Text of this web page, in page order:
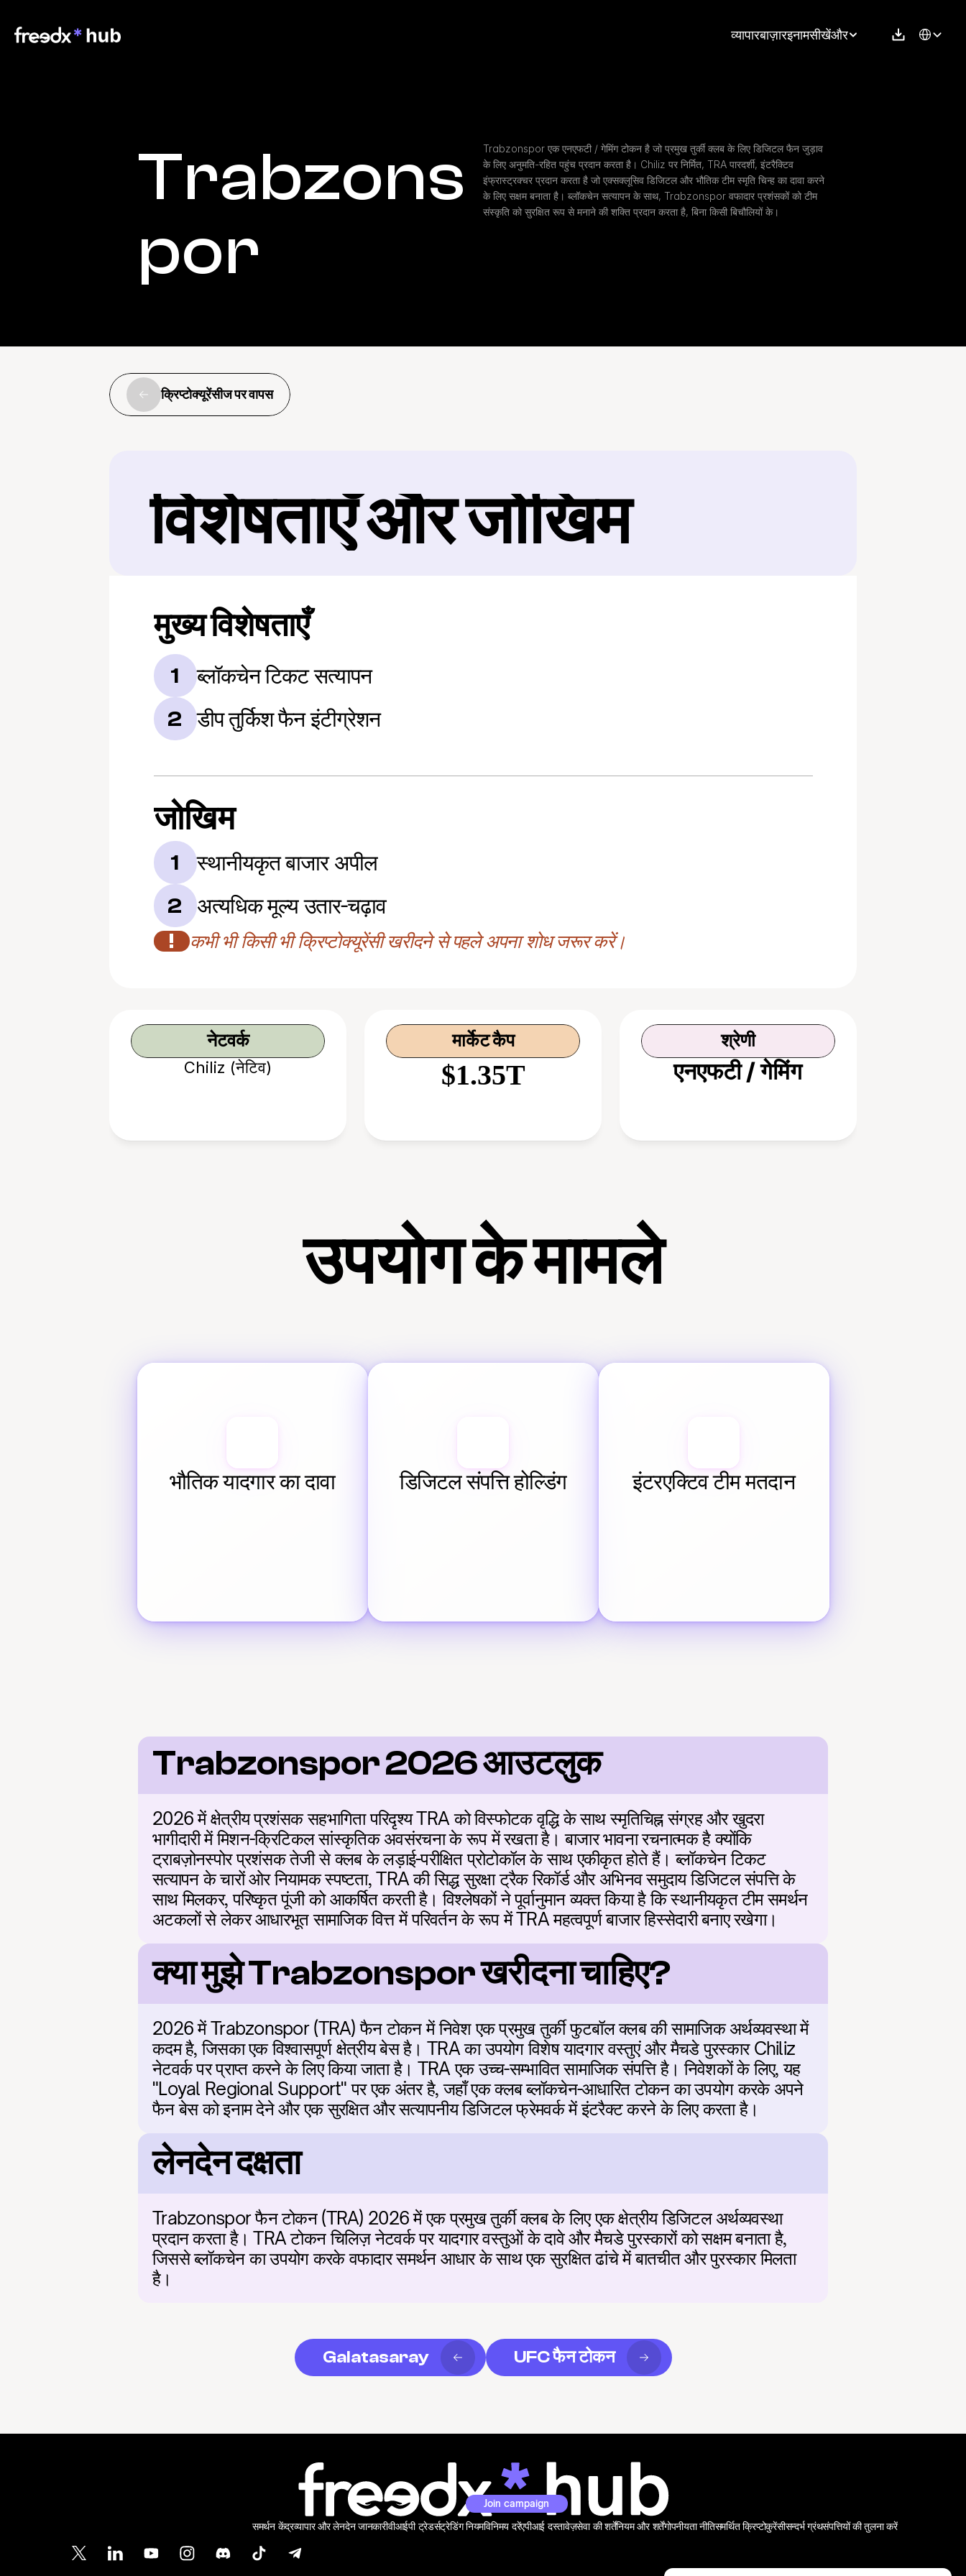
व्यापारबाज़ारइनामसीखेंऔर Select
Trabzons
por
Trabzonspor एक एनएफटी / गेमिंग टोकन है जो प्रमुख तुर्की क्लब के लिए डिजिटल फैन जुड़ाव
के लिए अनुमति-रहित पहुंच प्रदान करता है। Chiliz पर निर्मित, TRA पारदर्शी, इंटरैक्टिव
इंफ्रास्ट्रक्चर प्रदान करता है जो एक्सक्लूसिव डिजिटल और भौतिक टीम स्मृति चिन्ह का दावा करने
के लिए सक्षम बनाता है। ब्लॉकचेन सत्यापन के साथ, Trabzonspor वफादार प्रशंसकों को टीम
संस्कृति को सुरक्षित रूप से मनाने की शक्ति प्रदान करता है, बिना किसी बिचौलियों के।
क्रिप्टोक्यूरेंसीज पर वापस
विशेषताएँ और जोखिम
मुख्य विशेषताएँ
1 ब्लॉकचेन टिकट सत्यापन
2 डीप तुर्किश फैन इंटीग्रेशन
जोखिम
1 स्थानीयकृत बाजार अपील
2 अत्यधिक मूल्य उतार-चढ़ाव
! कभी भी किसी भी क्रिप्टोक्यूरेंसी खरीदने से पहले अपना शोध जरूर करें।
नेटवर्क
Chiliz (नेटिव)
मार्केट कैप
$1.35T
श्रेणी
एनएफटी / गेमिंग
उपयोग के मामले
भौतिक यादगार का दावा डिजिटल संपत्ति होल्डिंग इंटरएक्टिव टीम मतदान
Trabzonspor 2026 आउटलुक
2026 में क्षेत्रीय प्रशंसक सहभागिता परिदृश्य TRA को विस्फोटक वृद्धि के साथ स्मृतिचिह्न संग्रह और खुदरा
भागीदारी में मिशन-क्रिटिकल सांस्कृतिक अवसंरचना के रूप में रखता है। बाजार भावना रचनात्मक है क्योंकि
ट्राबज़ोनस्पोर प्रशंसक तेजी से क्लब के लड़ाई-परीक्षित प्रोटोकॉल के साथ एकीकृत होते हैं। ब्लॉकचेन टिकट
सत्यापन के चारों ओर नियामक स्पष्टता, TRA की सिद्ध सुरक्षा ट्रैक रिकॉर्ड और अभिनव समुदाय डिजिटल संपत्ति के
साथ मिलकर, परिष्कृत पूंजी को आकर्षित करती है। विश्लेषकों ने पूर्वानुमान व्यक्त किया है कि स्थानीयकृत टीम समर्थन
अटकलों से लेकर आधारभूत सामाजिक वित्त में परिवर्तन के रूप में TRA महत्वपूर्ण बाजार हिस्सेदारी बनाए रखेगा।
क्या मुझे Trabzonspor खरीदना चाहिए?
2026 में Trabzonspor (TRA) फैन टोकन में निवेश एक प्रमुख तुर्की फुटबॉल क्लब की सामाजिक अर्थव्यवस्था में
कदम है, जिसका एक विश्वासपूर्ण क्षेत्रीय बेस है। TRA का उपयोग विशेष यादगार वस्तुएं और मैचडे पुरस्कार Chiliz
नेटवर्क पर प्राप्त करने के लिए किया जाता है। TRA एक उच्च-सम्भावित सामाजिक संपत्ति है। निवेशकों के लिए, यह
"Loyal Regional Support" पर एक अंतर है, जहाँ एक क्लब ब्लॉकचेन-आधारित टोकन का उपयोग करके अपने
फैन बेस को इनाम देने और एक सुरक्षित और सत्यापनीय डिजिटल फ्रेमवर्क में इंटरैक्ट करने के लिए करता है।
लेनदेन दक्षता
Trabzonspor फैन टोकन (TRA) 2026 में एक प्रमुख तुर्की क्लब के लिए एक क्षेत्रीय डिजिटल अर्थव्यवस्था
प्रदान करता है। TRA टोकन चिलिज़ नेटवर्क पर यादगार वस्तुओं के दावे और मैचडे पुरस्कारों को सक्षम बनाता है,
जिससे ब्लॉकचेन का उपयोग करके वफादार समर्थन आधार के साथ एक सुरक्षित ढांचे में बातचीत और पुरस्कार मिलता
है।
Galatasaray UFC फैन टोकन
Join campaign
समर्थन केंद्रव्यापार और लेनदेन जानकारीवीआईपी ट्रेडर्सट्रेडिंग नियमविनिमय दरेंएपीआई दस्तावेज़सेवा की शर्तेंनियम और शर्तेंगोपनीयता नीतिसमर्थित क्रिप्टोकुरेंसीसन्दर्भ ग्रंथसंपत्तियों की तुलना करें